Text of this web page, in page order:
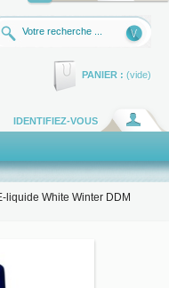
PANIER : (vide)
IDENTIFIEZ-VOUS
liquide White Winter DDM